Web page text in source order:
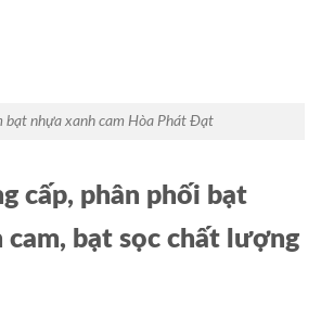
bạt nhựa xanh cam Hòa Phát Đạt
cấp, phân phối bạt
cam, bạt sọc chất lượng